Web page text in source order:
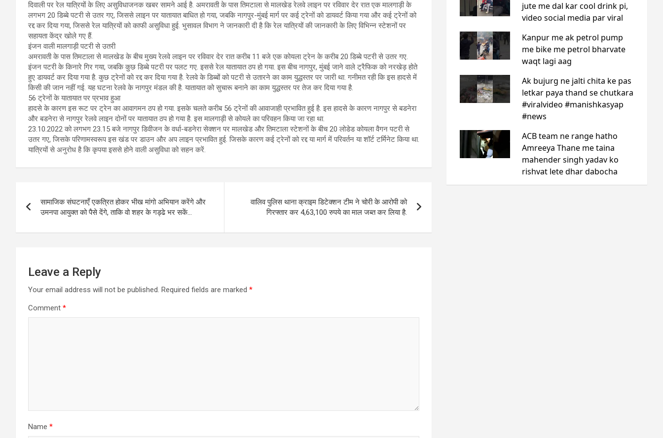
दिवाली पर रेल यात्रियों के लिए असुविधाजनक खबर सामने आई है. अमरावती के पास तिमटाला से मालखेड रेलवे लाइन पर रविवार देर रात एक मालगाड़ी के
लगभग 20 डिब्बे पटरी से उतर गए, जिससे लाइन पर यातायात बाधित हो गया, जबकि नागपुर-मुंबई मार्ग पर कई ट्रेनों को डायवर्ट किया गया और कई ट्रेनों को
रद्द कर दिया गया, जिससे रेल यात्रियों को काफी असुविधा हुई. भुसावल विभाग ने जानकारी दी है कि रेल यात्रियों की जानकारी के लिए विभिन्न स्टेशनों पर
सहायता केंद्र खोले गए हैं.
इंजन वाली मालगाड़ी पटरी से उतरी
अमरावती के पास तिमटाला से मालखेड के बीच मुख्य रेलवे लाइन पर रविवार देर रात करीब 11 बजे एक कोयला ट्रेन के करीब 20 डिब्बे पटरी से उतर गए.
इंजन पटरी के किनारे गिर गया, जबकि कुछ डिब्बे पटरी पर पलट गए. इससे रेल यातायात ठप हो गया. इस बीच नागपुर, मुंबई जाने वाले ट्रैफिक को नरखेड़ होते
हुए डायवर्ट कर दिया गया है. कुछ ट्रेनों को रद्द कर दिया गया है. रेलवे के डिब्बों को पटरी से उतारने का काम युद्धस्तर पर जारी था. गनीमत रही कि इस हादसे में
किसी की जान नहीं गई. यह घटना रेलवे के नागपुर मंडल की है. यातायात को सुचारू बनाने का काम युद्धस्तर पर तेज कर दिया गया है.
56 ट्रेनों के यातायात पर प्रभाव हुआ
हादसे के कारण इस रूट पर ट्रेन का आवागमन ठप हो गया. इसके चलते करीब 56 ट्रेनों की आवाजाही प्रभावित हुई है. इस हादसे के कारण नागपुर से बडनेरा
और बडनेरा से नागपुर रेलवे लाइन दोनों पर यातायात ठप हो गया है. इस मालगाड़ी से कोयले का परिवहन किया जा रहा था.
23.10.2022 को लगभग 23.15 बजे नागपुर डिवीजन के वर्धा-बडनेरा सेक्शन पर मालखेड और तिमटाला स्टेशनों के बीच 20 लोडेड कोयला वैगन पटरी से
उतर गए, जिसके परिणामस्वरूप इस खंड पर डाउन और अप लाइन प्रभावित हुई. जिसके कारण कई ट्रेनों को रद्द या मार्ग में परिवर्तन या शॉर्ट टर्मिनेट किया था.
यात्रियों से अनुरोध है कि कृपया इससे होने वाली असुविधा को सहन करें.
navigation
सामाजिक संघटनाएँ एकत्रित होकर भीख मांगो अभियान करेंगे और
उमनपा आयुक्त को पैसे देंगे, ताकि वो शहर के गड्ढे भर सकें…
वालिव पुलिस थाना क्राइम डिटेक्शन टीम ने चोरी के आरोपी को
गिरफ्तार कर 4,63,100 रुपये का माल जब्त कर लिया है.
Leave a Reply
Your email address will not be published. Required fields are marked *
Comment *
Name *